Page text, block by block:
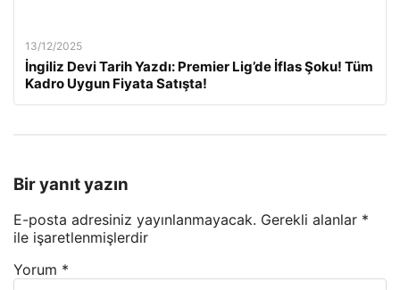
13/12/2025
İngiliz Devi Tarih Yazdı: Premier Lig’de İflas Şoku! Tüm
Kadro Uygun Fiyata Satışta!
Bir yanıt yazın
E-posta adresiniz yayınlanmayacak. Gerekli alanlar *
ile işaretlenmişlerdir
Yorum *